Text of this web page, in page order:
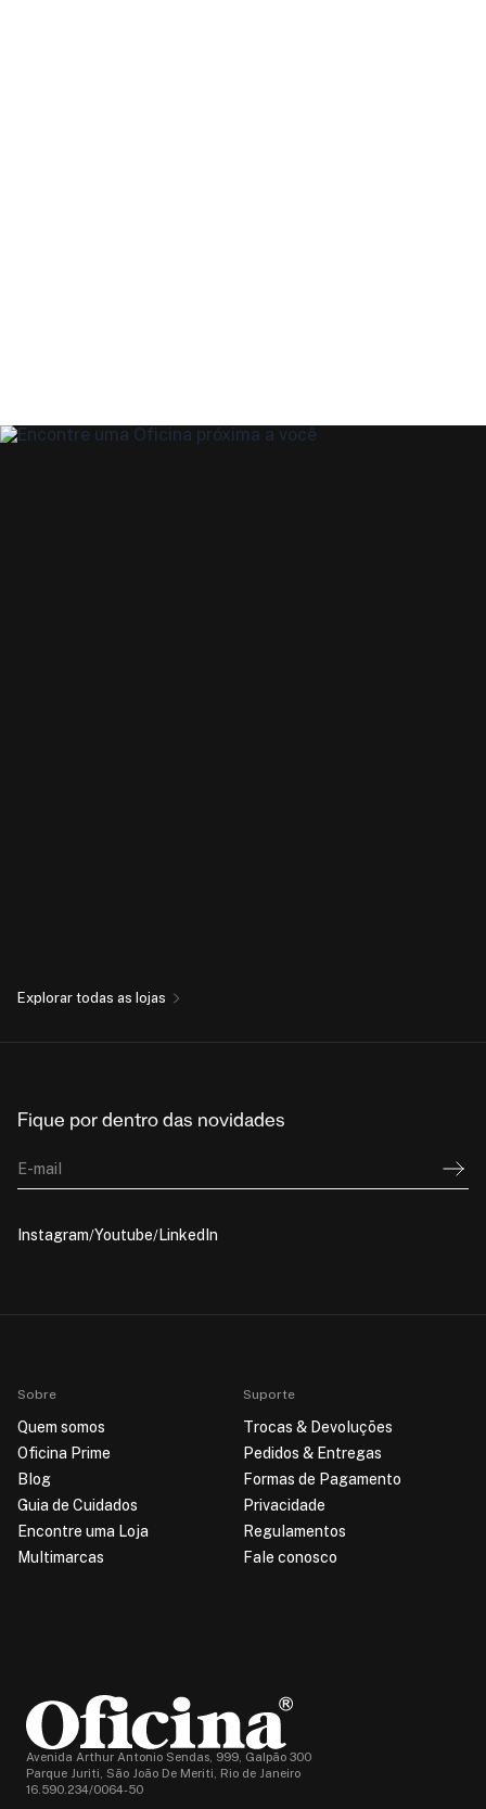
Explorar todas as lojas
Fique por dentro das novidades
E-mail
Instagram Youtube LinkedIn
Sobre
Quem somos
Oficina Prime
Blog
Guia de Cuidados
Encontre uma Loja
Multimarcas
Suporte
Trocas & Devoluções
Pedidos & Entregas
Formas de Pagamento
Privacidade
Regulamentos
Fale conosco
Avenida Arthur Antonio Sendas, 999, Galpão 300
Parque Juriti, São João De Meriti, Rio de Janeiro
16.590.234/0064-50